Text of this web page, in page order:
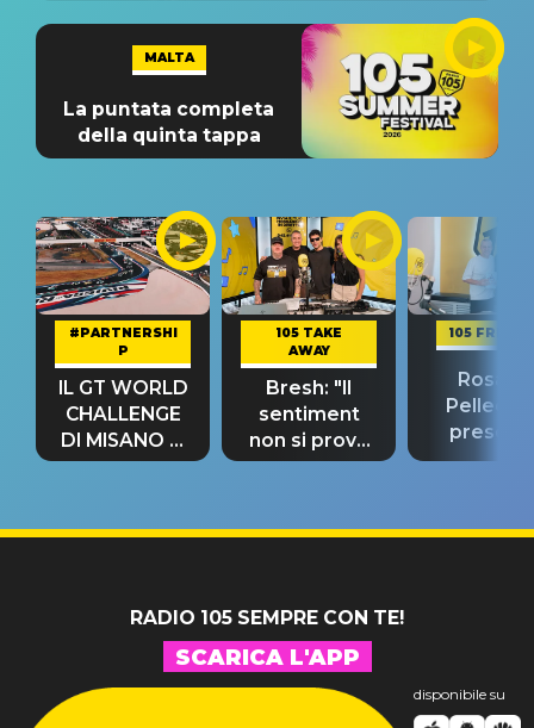
MALTA
La puntata completa
della quinta tappa
#PARTNERSHI
P
IL GT WORLD
CHALLENGE
DI MISANO si
riconferma
105 TAKE
AWAY
Bresh: "Il
sentiment
non si prova
fino alla notte
105
Rosario
“Così
RADIO 105 SEMPRE CON TE!
SCARICA L'APP
disponibile su